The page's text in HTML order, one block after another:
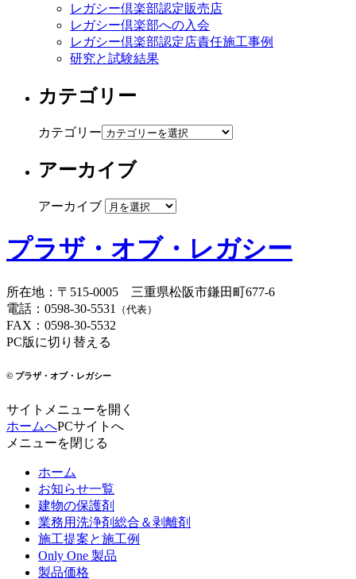
レガシー倶楽部認定販売店
レガシー倶楽部への入会
レガシー倶楽部認定店責任施工事例
研究と試験結果
カテゴリー
カテゴリー
アーカイブ
アーカイブ
プラザ・オブ・レガシー
所在地 ： 〒515-0005 三重県松阪市鎌田町677-6
電話 ： 0598-30-5531 （代表）
FAX ： 0598-30-5532
PC版に切り替える
© プラザ・オブ・レガシー
サイトメニューを開く
ホームへPCサイトへ
メニューを閉じる
ホーム
お知らせ一覧
建物の保護剤
業務用洗浄剤総合＆剥離剤
施工提案と施工例
Only One 製品
製品価格